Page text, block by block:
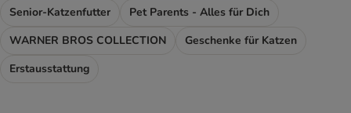
Senior-Katzenfutter
Pet Parents - Alles für Dich
WARNER BROS COLLECTION
Geschenke für Katzen
Erstausstattung